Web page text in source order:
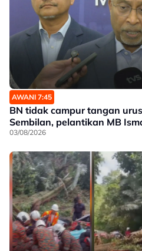
AWANI 7:45
BN tidak campur tangan
Sembilan, pelantikan MB
03/08/2026